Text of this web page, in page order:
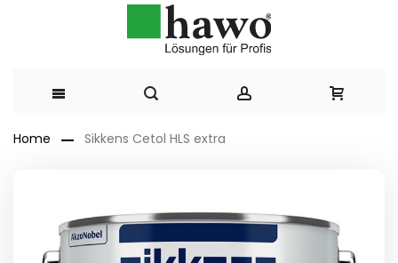
Home Sikkens Cetol HLS extra
Bildergalerie
springen